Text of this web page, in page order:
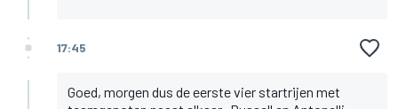
17:45
Goed, morgen dus de eerste vier startrijen met